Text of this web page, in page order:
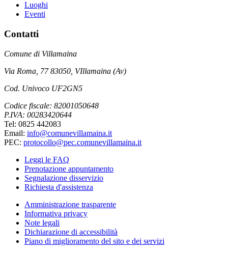
Luoghi
Eventi
Contatti
Comune di Villamaina
Via Roma, 77 83050, VIllamaina (Av)
Cod. Univoco UF2GN5
Codice fiscale: 82001050648
P.IVA: 00283420644
Tel: 0825 442083
Email: info@comunevillamaina.it
PEC: protocollo@pec.comunevillamaina.it
Leggi le FAQ
Prenotazione appuntamento
Segnalazione disservizio
Richiesta d'assistenza
Amministrazione trasparente
Informativa privacy
Note legali
Dichiarazione di accessibilità
Piano di miglioramento del sito e dei servizi